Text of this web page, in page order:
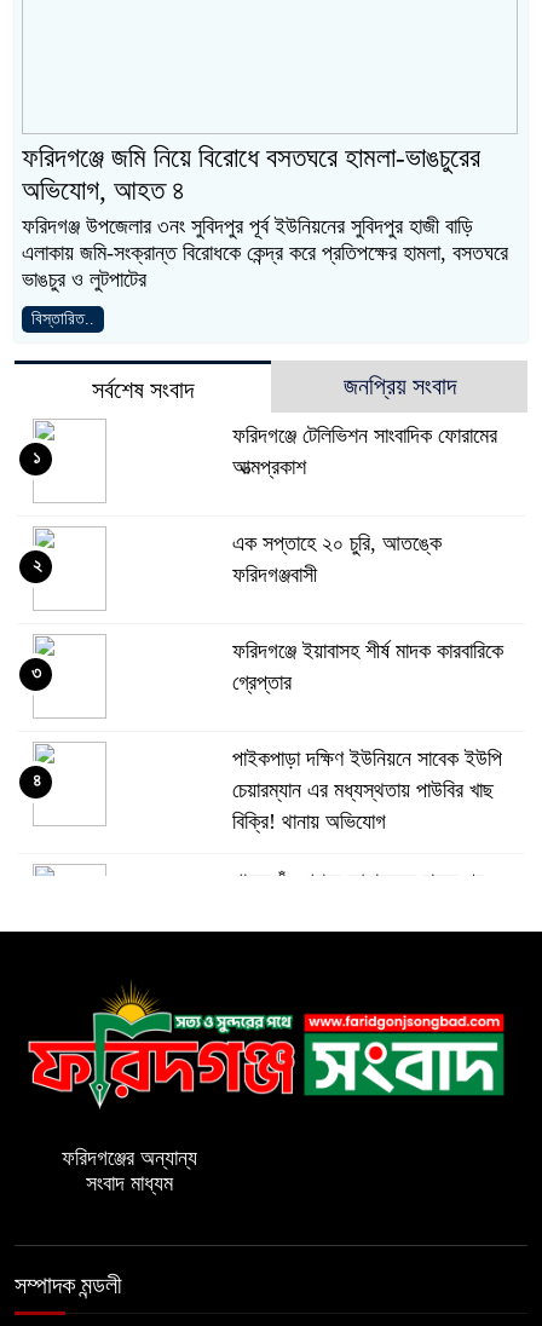
ফরিদগঞ্জে জমি নিয়ে বিরোধে বসতঘরে হামলা-ভাঙচুরের
অভিযোগ, আহত ৪
ফরিদগঞ্জ উপজেলার ৩নং সুবিদপুর পূর্ব ইউনিয়নের সুবিদপুর হাজী বাড়ি
এলাকায় জমি-সংক্রান্ত বিরোধকে কেন্দ্র করে প্রতিপক্ষের হামলা, বসতঘরে
ভাঙচুর ও লুটপাটের
বিস্তারিত..
সর্বশেষ সংবাদ জনপ্রিয় সংবাদ
ফরিদগঞ্জে টেলিভিশন সাংবাদিক ফোরামের
আত্মপ্রকাশ
১
এক সপ্তাহে ২০ চুরি, আতঙ্কে
ফরিদগঞ্জবাসী
২
ফরিদগঞ্জে ইয়াবাসহ শীর্ষ মাদক কারবারিকে
গ্রেপ্তার
৩
পাইকপাড়া দক্ষিণ ইউনিয়নে সাবেক ইউপি
চেয়ারম্যান এর মধ্যস্থতায় পাউবির খাছ
বিক্রি! থানায় অভিযোগ
৪
গাব্দেরগাঁও গ্রামে আদালতের রায়ের পরও
প্রশিক্ষণ কর্মশালার উদ্বোধন
ফরিদগঞ্জে সরকারি সম্পত্তি দখল করে ভবণ
ফরিদগঞ্জের অন্যান্য
সংবাদ মাধ্যম
সম্পাদক মন্ডলী